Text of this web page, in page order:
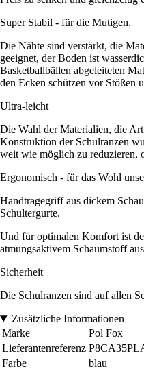
Super Stabil - für die Mutigen.
Die Nähte sind verstärkt, die
geeignet, der Boden ist
Basketballbällen abgeleiteten
den Ecken schützen vor Stößen
Ultra-leicht
Die Wahl der Materialien, die
Konstruktion der Schulranzen
weit wie möglich zu reduzieren,
Ergonomisch - für das Wohl
Handtragegriff aus dickem
Schultergurte.
Und für optimalen Komfort ist
atmungsaktivem Schaumstoff
Sicherheit
Die Schulranzen sind auf allen
Zusätzliche Informationen
Marke
Pol Fox
Lieferantenreferenz
Farbe
blau